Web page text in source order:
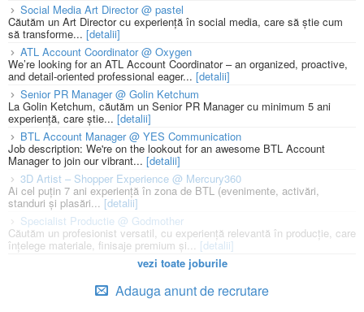
Social Media Art Director @ pastel
Căutăm un Art Director cu experiență în social media, care să știe cum
să transforme... [detalii]
ATL Account Coordinator @ Oxygen
We’re looking for an ATL Account Coordinator – an organized, proactive,
and detail-oriented professional eager... [detalii]
Senior PR Manager @ Golin Ketchum
La Golin Ketchum, căutăm un Senior PR Manager cu minimum 5 ani
experiență, care știe... [detalii]
BTL Account Manager @ YES Communication
Job description: We're on the lookout for an awesome BTL Account
Manager to join our vibrant... [detalii]
3D Artist – Shopper Experience @ Mercury360
Ai cel puțin 7 ani experiență în zona de BTL (evenimente, activări,
standuri și plasări...[detalii]
Specialist Productie @ Godmother
Căutăm un profesionist versatil, cu experiență relevantă în producție, care
înțelege materiale, finisaje premium și... [detalii]
vezi toate joburile
Adauga anunt de recrutare